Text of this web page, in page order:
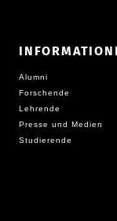
Alumni
Forschende
Lehrende
Presse und Medien
Studierende